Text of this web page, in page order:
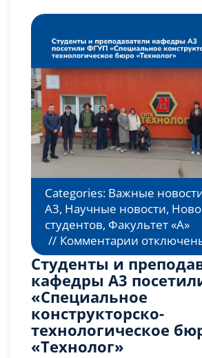
Партнерам
НИОКР
Categories: Важные
А3, Научные новости,
студентов, Факультет «А»
// Комментарии к
записи
Студенты
и
кафедры
А3
Студенты и
кафедры А3
«Специальное
конструкторско-
технологическое
«Технолог»